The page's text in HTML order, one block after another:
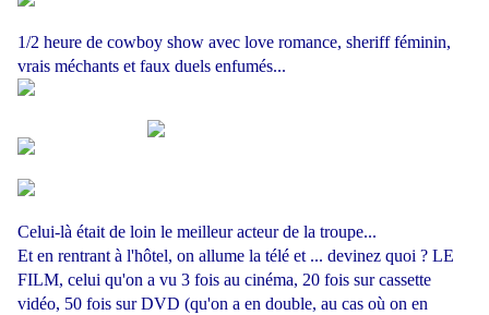
1/2 heure de cowboy show avec love romance, sheriff féminin,
vrais méchants et faux duels enfumés...
Celui-là était de loin le meilleur acteur de la troupe...
Et en rentrant à l'hôtel, on allume la télé et ... devinez quoi ? LE
FILM, celui qu'on a vu 3 fois au cinéma, 20 fois sur cassette
vidéo, 50 fois sur DVD (qu'on a en double, au cas où on en